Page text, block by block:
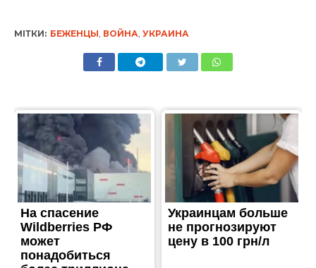
МІТКИ: БЕЖЕНЦЫ ВОЙНА УКРАИНА